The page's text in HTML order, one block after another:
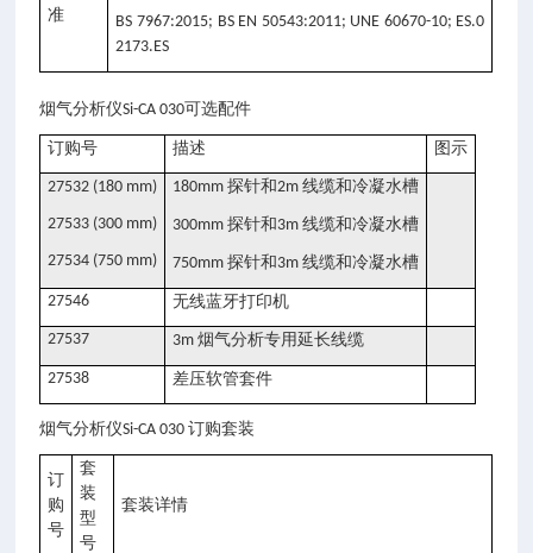
准
BS 7967:2015; BS EN 50543:2011; UNE 60670-10; ES.0
2173.ES
烟气分析仪Si-CA 030可选配件
订购号 描述 图示
27532 (180 mm)
27533 (300 mm)
27534 (750 mm)
180mm探针和2m线缆和冷凝水槽
300mm探针和 3m线缆和冷凝水槽
750mm探针和 3m线缆和冷凝水槽
27546 无线蓝牙打印机
27537 3m烟气分析专用延长线缆
27538 差压软管套件
烟气分析仪Si-CA 030订购套装
订
购
号
套
装
型
号
套装详情